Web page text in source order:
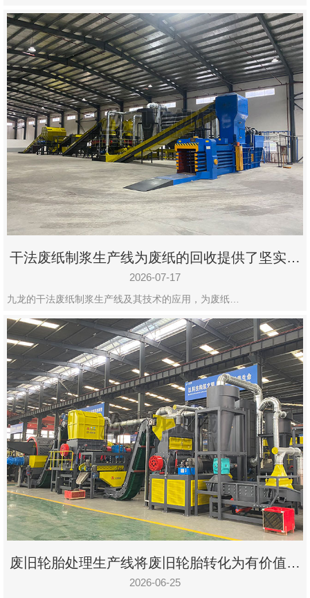
有
限
公
司
豫
ICP
备
19020390
号-1
干法废纸制浆生产线为废纸的回收提供了坚实的
保障
2026-07-17
九龙的干法废纸制浆生产线及其技术的应用，为废纸…
废旧轮胎处理生产线将废旧轮胎转化为有价值的
资源
2026-06-25